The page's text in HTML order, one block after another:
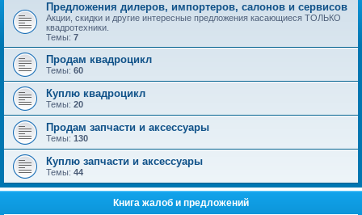
Предложения дилеров, импортеров, салонов и сервисов
Акции, скидки и другие интересные предложения касающиеся ТОЛЬКО
квадротехники.
Темы: 7
Продам квадроцикл
Темы: 60
Куплю квадроцикл
Темы: 20
Продам запчасти и аксессуары
Темы: 130
Куплю запчасти и аксессуары
Темы: 44
Книга жалоб и предложений